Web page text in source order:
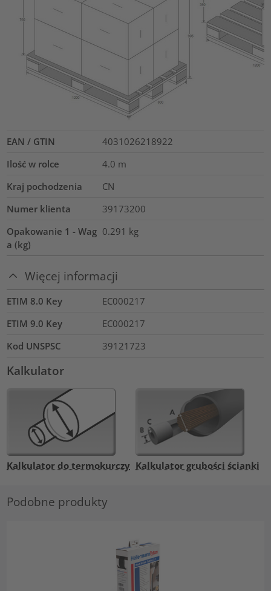
EAN / GTIN
4031026218922
Ilość w rolce
4.0 m
Kraj pochodzenia
CN
Numer klienta
39173200
Opakowanie 1 - Wag
a (kg)
0.291 kg
Więcej informacji
ETIM 8.0 Key
EC000217
ETIM 9.0 Key
EC000217
Kod UNSPSC
39121723
Kalkulator
Kalkulator do termokurczy Kalkulator grubości ścianki
Podobne produkty